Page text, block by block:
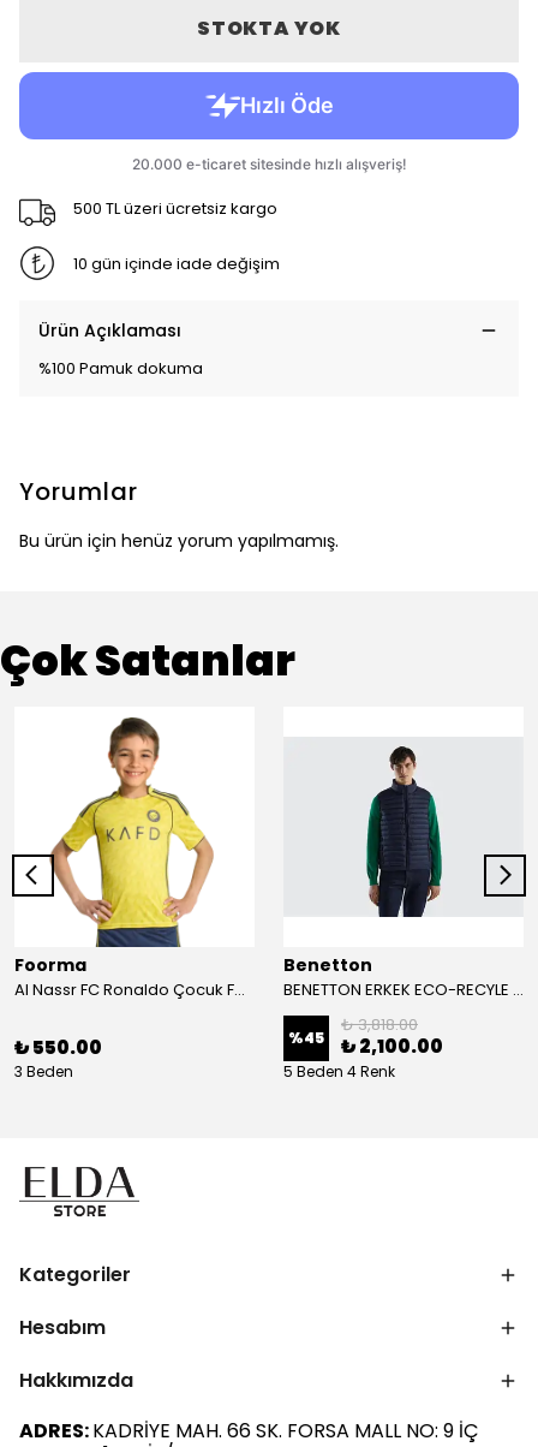
STOKTA YOK
500 TL üzeri ücretsiz kargo
10 gün içinde iade değişim
Ürün Açıklaması
%100 Pamuk dokuma
Yorumlar
Bu ürün için henüz yorum yapılmamış.
Çok Satanlar
Foorma
Al Nassr FC Ronaldo Çocuk Forma 2'li Takım(Şort/T-Shirt)
₺ 550.00
3 Beden
Benetton
BENETTON ERKEK ECO-RECYLE DOLGULU PUFA YELEK
%45
₺ 3,818.00
₺ 2,100.00
5 Beden 4 Renk
Kategoriler
Hesabım
Hakkımızda
ADRES:KADRİYE MAH. 66 SK. FORSA MALL NO: 9 İÇ